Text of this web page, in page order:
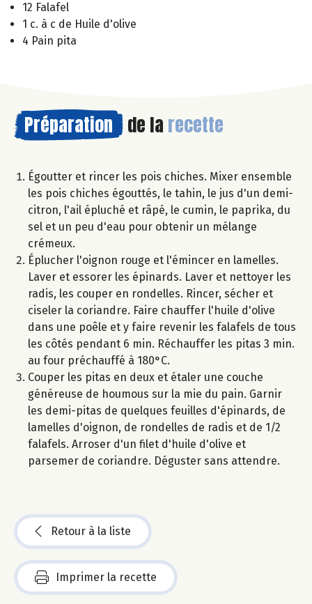
12 Falafel
1 c. à c de Huile d'olive
4 Pain pita
Préparation de la recette
Égoutter et rincer les pois chiches. Mixer ensemble
les pois chiches égouttés, le tahin, le jus d'un demi-
citron, l'ail épluché et râpé, le cumin, le paprika, du
sel et un peu d'eau pour obtenir un mélange
crémeux.
Éplucher l'oignon rouge et l'émincer en lamelles.
Laver et essorer les épinards. Laver et nettoyer les
radis, les couper en rondelles. Rincer, sécher et
ciseler la coriandre. Faire chauffer l'huile d'olive
dans une poêle et y faire revenir les falafels de tous
les côtés pendant 6 min. Réchauffer les pitas 3 min.
au four préchauffé à 180°C.
Couper les pitas en deux et étaler une couche
généreuse de houmous sur la mie du pain. Garnir
les demi-pitas de quelques feuilles d'épinards, de
lamelles d'oignon, de rondelles de radis et de 1/2
falafels. Arroser d'un filet d'huile d'olive et
parsemer de coriandre. Déguster sans attendre.
Retour à la liste
Imprimer la recette